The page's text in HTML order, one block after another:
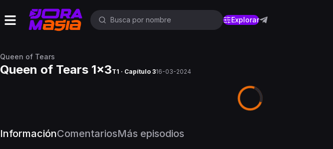
Explorar
Queen of Tears
Queen of Tears 1x3T1 · Capítulo 316-03-2024
InformaciónComentariosMás episodios